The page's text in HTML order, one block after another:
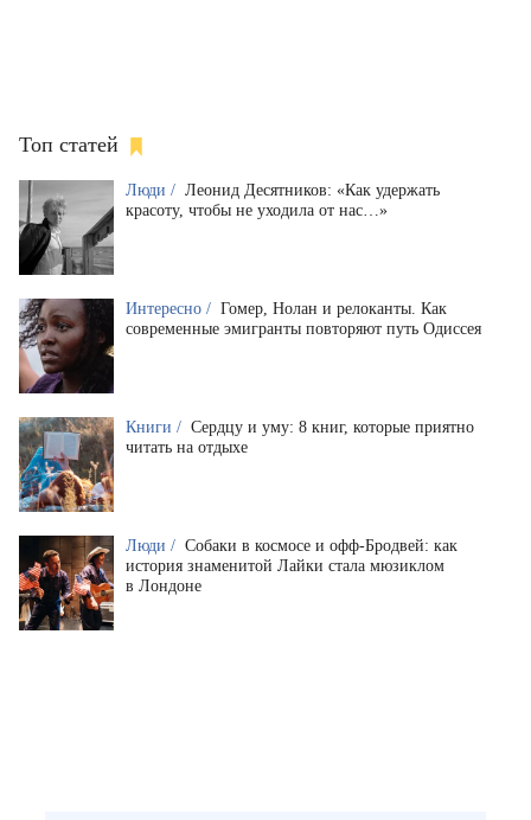
Топ статей
Люди / Леонид Десятников: «Как удержать
красоту, чтобы не уходила от нас…»
Интересно / Гомер, Нолан и релоканты. Как
современные эмигранты повторяют путь Одиссея
Книги / Сердцу и уму: 8 книг, которые приятно
читать на отдыхе
Люди / Собаки в космосе и офф-Бродвей: как
история знаменитой Лайки стала мюзиклом
в Лондоне